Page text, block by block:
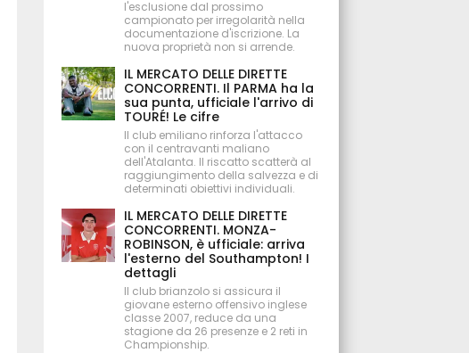
l'esclusione dal prossimo
campionato per irregolarità nella
documentazione d'iscrizione. La
nuova proprietà non si arrende.
IL MERCATO DELLE DIRETTE
CONCORRENTI. Il PARMA ha la
sua punta, ufficiale l'arrivo di
TOURÉ! Le cifre
Il club emiliano rinforza l'attacco
con il centravanti maliano
dell'Atalanta. Il riscatto scatterà al
raggiungimento della salvezza e di
determinati obiettivi individuali.
IL MERCATO DELLE DIRETTE
CONCORRENTI. MONZA-
ROBINSON, è ufficiale: arriva
l'esterno del Southampton! I
dettagli
Il club brianzolo si assicura il
giovane esterno offensivo inglese
classe 2007, reduce da una
stagione da 26 presenze e 2 reti in
Championship.